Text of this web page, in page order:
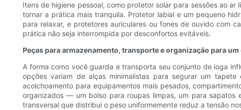
Itens de higiene pessoal, como protetor solar para sessões ao
tornar a prática mais tranquila. Protetor labial e um pequeno
para relaxar, e protetores auriculares ou fones de ouvido com
prática não seja interrompida por desconfortos evitáveis.
Peças para armazenamento, transporte e organização para
A forma como você guarda e transporta seu conjunto de ioga
opções variam de alças minimalistas para segurar um
acolchoamento para equipamentos mais pesados,
organizados — um bolso para roupas limpas, um para sapatos
transversal que distribui o peso uniformemente reduz a tensão